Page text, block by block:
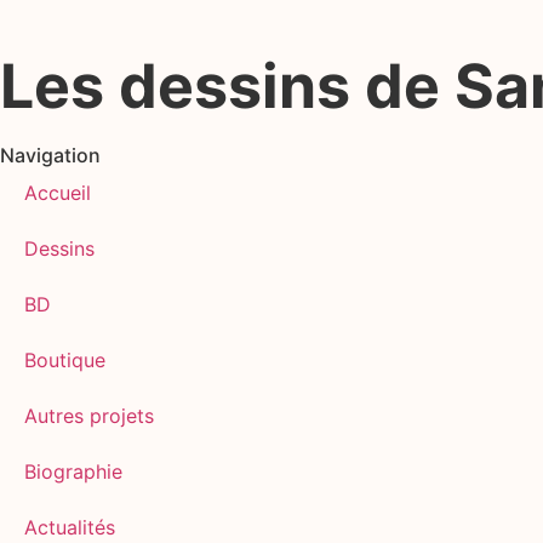
Les dessins de
Navigation
Accueil
Dessins
BD
Boutique
Autres projets
Biographie
Actualités